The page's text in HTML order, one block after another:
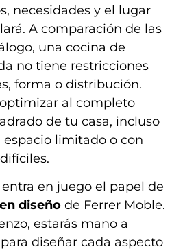
necesidades y el lugar
A comparación de las
una cocina de
no tiene restricciones
forma o distribución.
al completo
de tu casa, incluso
espacio limitado o con
en juego el papel de
diseño de Ferrer Moble.
estarás mano a
diseñar cada aspecto